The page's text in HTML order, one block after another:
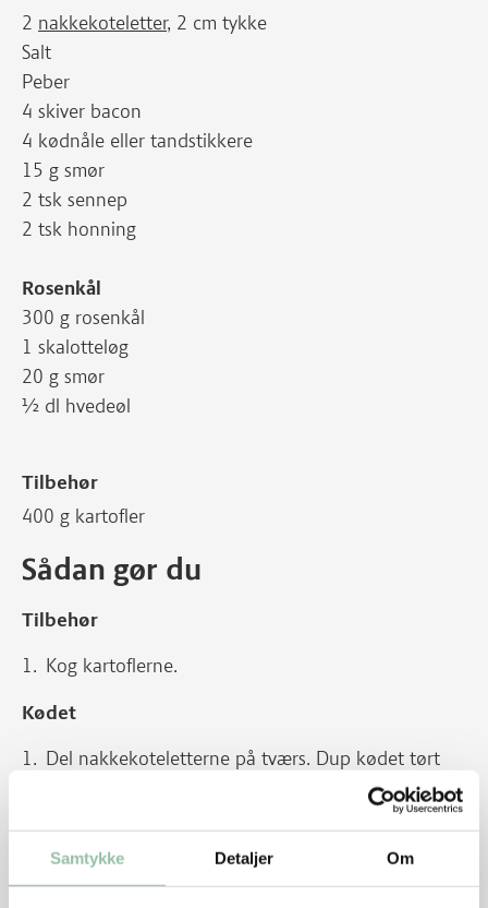
Samtykke Detaljer Om
2 nakkekoteletter, 2 cm tykke
Salt
Peber
4 skiver bacon
4 kødnåle eller tandstikkere
15 g smør
2 tsk sennep
2 tsk honning
Rosenkål
300 g rosenkål
1 skalotteløg
20 g smør
½ dl hvedeøl
Tilbehør
400 g kartofler
Sådan gør du
Tilbehør
Kog kartoflerne.
Kødet
Del nakkekoteletterne på tværs. Dup kødet tørt
med køkkenrulle og krydr med salt og peber.
Læg en skive bacon om hvert stykke kød og hold
det på plads med en kødnål.